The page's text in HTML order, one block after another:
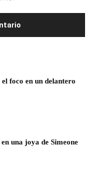
foco en un delantero
una joya de Simeone